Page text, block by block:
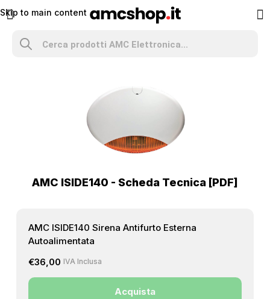
Skip to main content
AMC ISIDE140 - Scheda Tecnica [PDF]
AMC ISIDE140 Sirena Antifurto Esterna
Autoalimentata
€36,00 IVA Inclusa
Acquista